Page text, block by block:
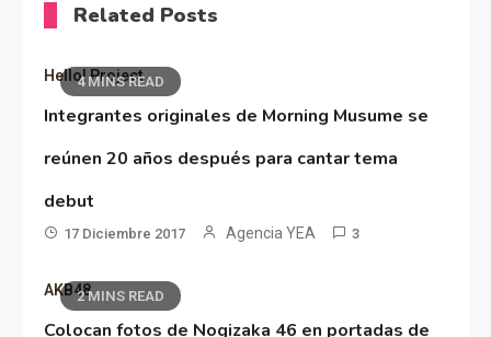
Related Posts
4 MINS READ
Hello! Project
Integrantes originales de Morning Musume se
reúnen 20 años después para cantar tema
debut
17 Diciembre 2017 Agencia YEA 3
2 MINS READ
AKB48
Colocan fotos de Nogizaka 46 en portadas de